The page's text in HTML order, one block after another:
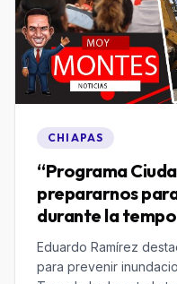
CHIAPAS
“Programa
prepararnos
durante la
Eduardo Ramírez
para prevenir